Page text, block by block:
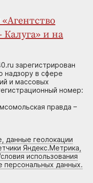
и на
зарегистрирован
надзору в сфере
и массовых
номер:
правда –
данные геолокации
Яндекс.Метрика,
использования
персональных данных.